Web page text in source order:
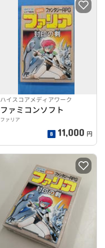
ハイスコアメディアワーク
ファミコンソフト
ファリア
11,000 円